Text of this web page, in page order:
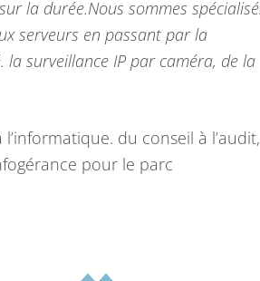
la durée.Nous sommes
serveurs en passant par la
surveillance IP par caméra, de la
du conseil à l’audit,
pour le parc